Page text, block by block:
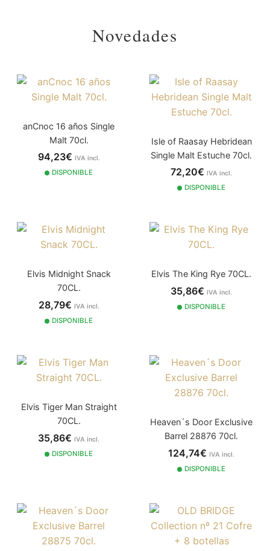
Novedades
anCnoc 16 años Single
Malt 70cl.
94,23€ IVA incl.
DISPONIBLE
Isle of Raasay Hebridean
Single Malt Estuche 70cl.
72,20€ IVA incl.
DISPONIBLE
Elvis Midnight Snack
70CL.
28,79€ IVA incl.
DISPONIBLE
Elvis The King Rye 70CL.
35,86€ IVA incl.
DISPONIBLE
Elvis Tiger Man Straight
70CL.
35,86€ IVA incl.
DISPONIBLE
Heaven´s Door Exclusive
Barrel 28876 70cl.
124,74€ IVA incl.
DISPONIBLE